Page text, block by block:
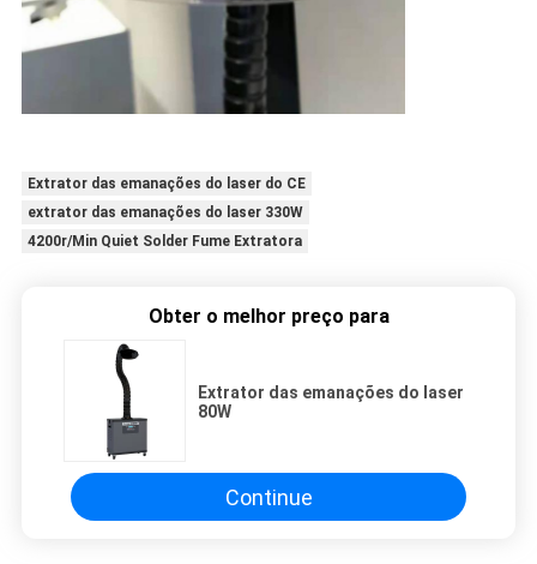
Extrator das emanações do laser do CE
extrator das emanações do laser 330W
4200r/Min Quiet Solder Fume Extratora
Obter o melhor preço para
Extrator das emanações do laser
80W
Continue